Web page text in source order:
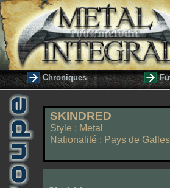
Chroniques
SKINDRED
Style : Metal
Nationalité : Pays de Galles